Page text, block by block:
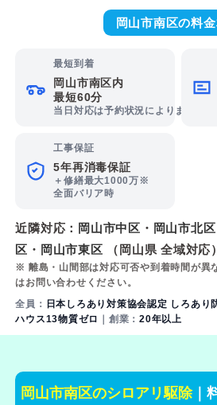
岡山市南区の料
最短到着
岡山市南区内
最短60分
当日対応は予約状況によります
工事保証
5年再消毒保証
＋修繕最大1000万※
全面バリア時
近隣対応： 岡山市中区 ・ 岡山市北区
区 ・ 岡山市東区 （岡山県 全域対応）
※ 離島・山間部は対応可否や到着時間が異
はお問い合わせください。
全員： 日本しろあり対策協会認定 しろあり
ハウス13物質ゼロ ｜創業：20年以上
岡山市南区のシロアリ駆除｜